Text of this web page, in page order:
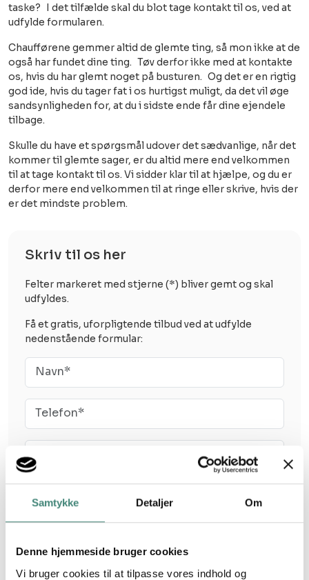
Samtykke Detaljer Om
Denne hjemmeside bruger cookies
Vi bruger cookies til at tilpasse vores indhold og
taske? I det tilfælde skal du blot tage kontakt til os, ved at
udfylde formularen.
Chaufførene gemmer altid de glemte ting, så mon ikke at de
også har fundet dine ting. Tøv derfor ikke med at kontakte
os, hvis du har glemt noget på busturen. Og det er en rigtig
god ide, hvis du tager fat i os hurtigst muligt, da det vil øge
sandsynligheden for, at du i sidste ende får dine ejendele
tilbage.
Skulle du have et spørgsmål udover det sædvanlige, når det
kommer til glemte sager, er du altid mere end velkommen
til at tage kontakt til os. Vi sidder klar til at hjælpe, og du er
derfor mere end velkommen til at ringe eller skrive, hvis der
er det mindste problem.
Skriv til os her​​
Felter markeret med stjerne (*) bliver gemt og skal
udfyldes.
Få et gratis, uforpligtende tilbud ved at udfylde
nedenstående formular: